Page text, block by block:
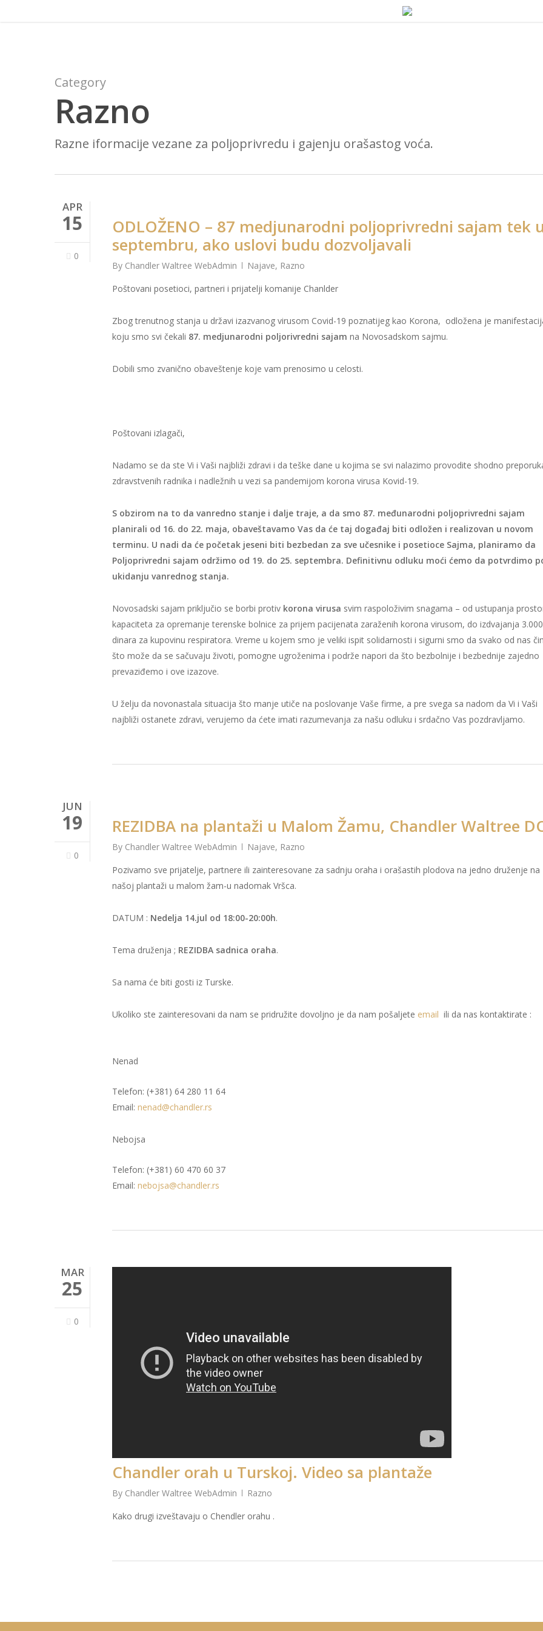
Category
Razno
Razne iformacije vezane za poljoprivredu i gajenju orašastog voća.
APR
15
0
ODLOŽENO – 87 medjunarodni poljoprivredni sajam tek
septembru, ako uslovi budu dozvoljavali
By Chandler Waltree WebAdmin Najave, Razno
Poštovani posetioci, partneri i prijatelji komanije Chanlder
Zbog trenutnog stanja u državi izazvanog virusom Covid-19 poznatijeg kao Korona, odložena je
koju smo svi čekali 87. medjunarodni poljorivredni sajam na Novosadskom sajmu.
Dobili smo zvanično obaveštenje koje vam prenosimo u celosti.
Poštovani izlagači,
Nadamo se da ste Vi i Vaši najbliži zdravi i da teške dane u kojima se svi nalazimo provodite shodno
zdravstvenih radnika i nadležnih u vezi sa pandemijom korona virusa Kovid-19.
S obzirom na to da vanredno stanje i dalje traje, a da smo 87. međunarodni poljoprivredni sajam
planirali od 16. do 22. maja, obaveštavamo Vas da će taj događaj biti odložen i realizovan u novom
terminu. U nadi da će početak jeseni biti bezbedan za sve učesnike i posetioce Sajma, planiramo da
Poljoprivredni sajam održimo od 19. do 25. septembra. Definitivnu odluku moći ćemo da potvrdimo
ukidanju vanrednog stanja.
Novosadski sajam priključio se borbi protiv korona virusa svim raspoloživim snagama – od ustupanja
kapaciteta za opremanje terenske bolnice za prijem pacijenata zaraženih korona virusom, do izdvajanja
dinara za kupovinu respiratora. Vreme u kojem smo je veliki ispit solidarnosti i sigurni smo da svako od nas
što može da se sačuvaju životi, pomogne ugroženima i podrže napori da što bezbolnije i bezbednije zajedno
prevaziđemo i ove izazove.
U želju da novonastala situacija što manje utiče na poslovanje Vaše firme, a pre svega sa nadom da Vi i Vaši
najbliži ostanete zdravi, verujemo da ćete imati razumevanja za našu odluku i srdačno Vas pozdravljamo.
JUN
19
0
REZIDBA na plantaži u Malom Žamu, Chandler Waltree
By Chandler Waltree WebAdmin Najave, Razno
Pozivamo sve prijatelje, partnere ili zainteresovane za sadnju oraha i orašastih plodova na jedno druženje na
našoj plantaži u malom žam-u nadomak Vršca.
DATUM : Nedelja 14.jul od 18:00-20:00h.
Tema druženja ; REZIDBA sadnica oraha.
Sa nama će biti gosti iz Turske.
Ukoliko ste zainteresovani da nam se pridružite dovoljno je da nam pošaljete email ili da nas kontaktirate :
Nenad
Telefon: (+381) 64 280 11 64
Email: nenad@chandler.rs
Nebojsa
Telefon: (+381) 60 470 60 37
Email: nebojsa@chandler.rs
MAR
25
0
Chandler orah u Turskoj. Video sa plantaže
By Chandler Waltree WebAdmin
Razno
Kako drugi izveštavaju o Chendler orahu .